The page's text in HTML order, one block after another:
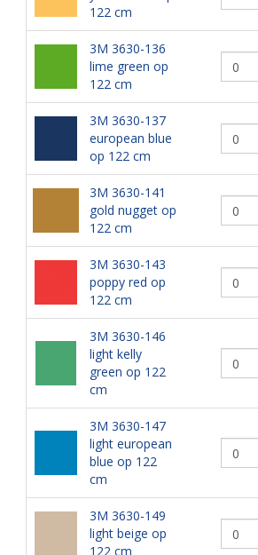
122 cm
3M 3630-136
lime green op
122 cm
3M 3630-137
european blue
op 122 cm
3M 3630-141
gold nugget op
122 cm
3M 3630-143
poppy red op
122 cm
3M 3630-146
light kelly
green op 122
cm
3M 3630-147
light european
blue op 122
cm
3M 3630-149
light beige op
122 cm